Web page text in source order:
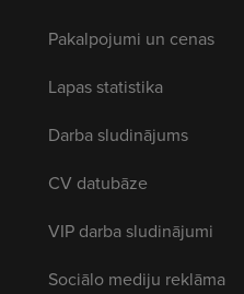
Pakalpojumi un cenas
Lapas statistika
Darba sludinājums
CV datubāze
VIP darba sludinājumi
Sociālo mediju reklāma